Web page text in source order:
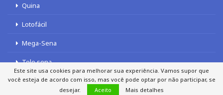
Quina
Lotofácil
Mega-Sena
Tele sena
Este site usa cookies para melhorar sua experiência. Vamos supor que
você esteja de acordo com isso, mas você pode optar por não participar, se
desejar.
Aceito Mais detalhes